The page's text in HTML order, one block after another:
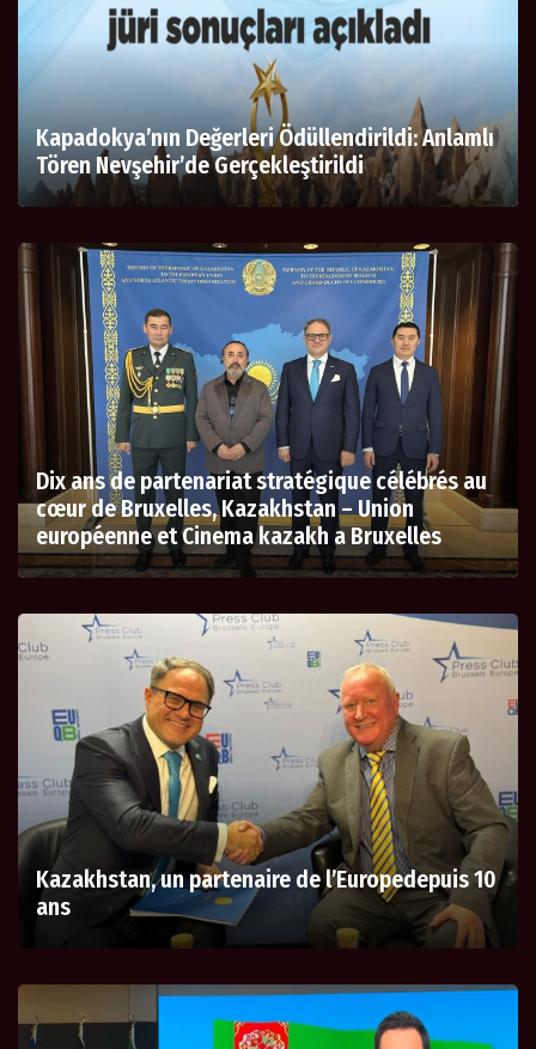
Kapadokya’nın Değerleri Ödüllendirildi: Anlamlı
Tören Nevşehir’de Gerçekleştirildi
Dix ans de partenariat stratégique célébrés au
cœur de Bruxelles, Kazakhstan – Union
européenne et Cinema kazakh a Bruxelles
Kazakhstan, un partenaire de l’Europedepuis 10
ans